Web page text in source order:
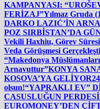
KAMPANYASI:
FERİZAJ”Yılmaz Gruda
DARKO LAZIĆ’İN
POZ SIRBİSTAN’DA
Vekili Haxhiu, Görev
Veda Görüşmesi
“Makedonya
Arnavuttur”KONYA
KOSOVA’YA GELİYOR
olsun!“YAPRAKLI EV”
CASUSLUĞUN
EUROMONEY’DEN